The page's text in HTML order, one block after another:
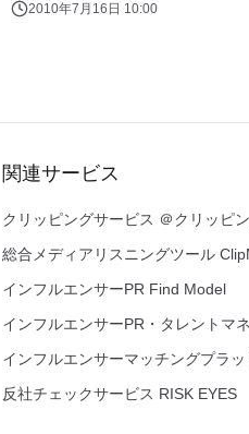
2010年7月16日 10:00
関連サービス
クリッピングサービス ＠クリッピ
総合メディアリスニングツール
インフルエンサーPR Find Model
インフルエンサーPR・タレントマ
インフルエンサーマッチングプラ
反社チェックサービス RISK EYES